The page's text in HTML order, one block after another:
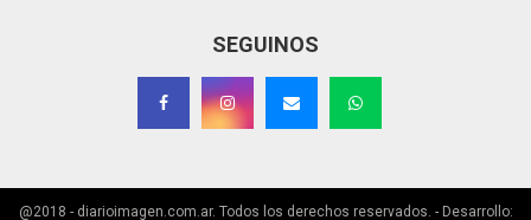
SEGUINOS
@2018 - diarioimagen.com.ar. Todos los derechos reservados. - Desarrollo: